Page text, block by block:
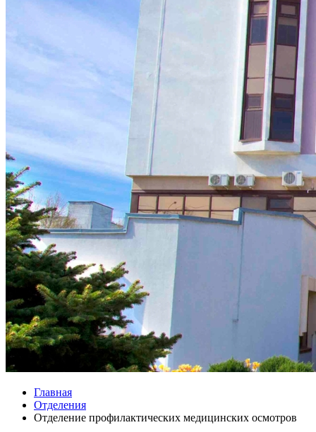
Главная
Отделения
Отделение профилактических медицинских осмотров